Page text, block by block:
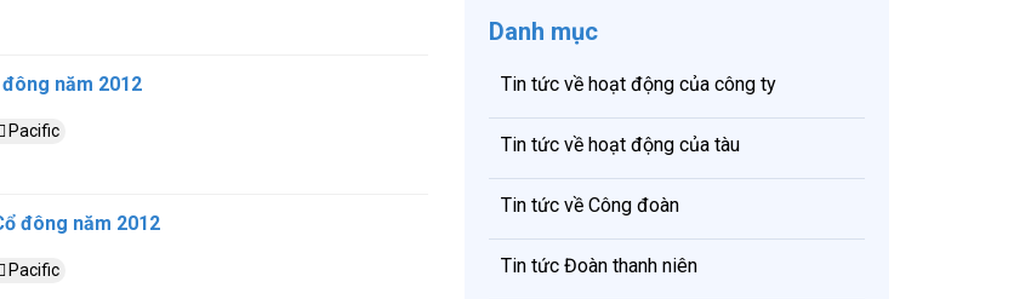
Pacific
năm 2012
Pacific
đông năm 2012
Danh mục
Tin tức về hoạt động của công ty
Tin tức về hoạt động của tàu
Tin tức về Công đoàn
Tin tức Đoàn thanh niên